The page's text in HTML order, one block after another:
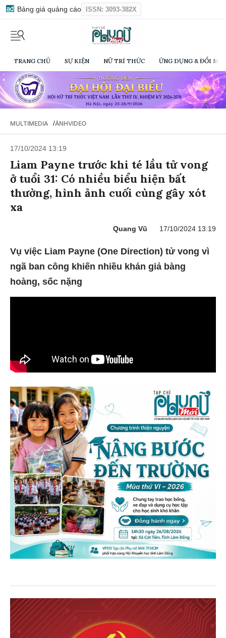
Bảng giá quảng cáo ISSN: 3093-382X
TRANG CHỦ SỰ KIỆN NỮ TRÍ THỨC ỨNG DỤNG & ĐỔI
MULTIMEDIA /ẢNHVIDEO
17/10/2024 13:19
Liam Payne trước khi té lầu tử vong
ở tuổi 31: Có nhiều biểu hiện bất
thường, hình ảnh cuối cùng gây xót
xa
Quang Vũ 17/10/2024 13:19
Vụ việc Liam Payne (One Direction) tử vong vì
ngã ban công khiến nhiều khán giả bàng
hoàng, sốc nặng